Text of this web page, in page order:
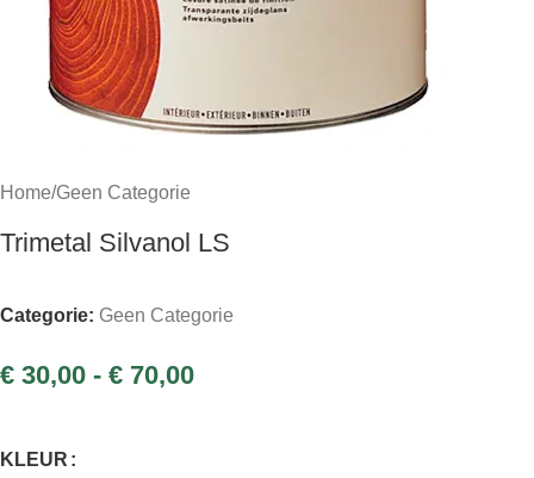
Home/Geen Categorie
Trimetal Silvanol LS
Categorie: Geen Categorie
€ 30,00 - € 70,00
KLEUR